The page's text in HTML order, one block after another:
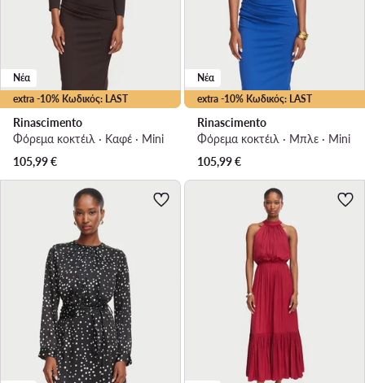
extra -10% Κωδικός: LAST
Νέα
Rinascimento
Φόρεμα κοκτέιλ · Καφέ · Mini
105,99€
extra -10% Κωδικός: LAST
Νέα
Rinascimento
Φόρεμα κοκτέιλ · Μπλε · Mini
105,99€